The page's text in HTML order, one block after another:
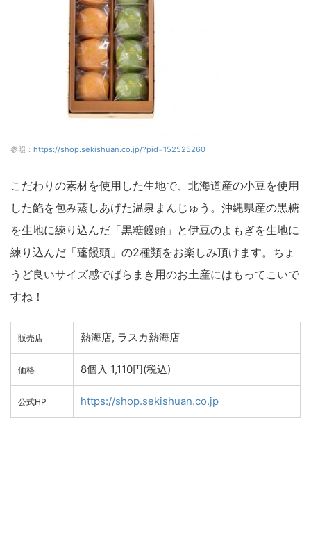
参照： https://shop.sekishuan.co.jp/?pid=152525260
こだわりの素材を使用した生地で、北海道産の小豆を使用
した餡を包み蒸しあげた温泉まんじゅう。沖縄県産の黒糖
を生地に練り込んだ「黒糖饅頭」と伊豆のよもぎを生地に
練り込んだ「蓬饅頭」の2種類をお楽しみ頂けます。ちょ
うど良いサイズ感でばらまき用のお土産にはもってこいで
すね！
販売店 熱海店, ラスカ熱海店
価格 8個入 1,110円(税込)
公式HP https://shop.sekishuan.co.jp